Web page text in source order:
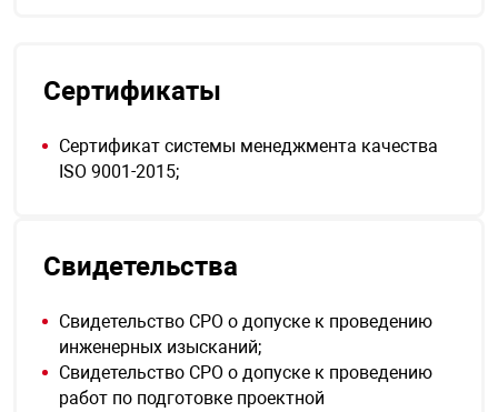
Сертификаты
Сертификат системы менеджмента качества
ISO 9001-2015;
Свидетельства
Свидетельство СРО о допуске к проведению
инженерных изысканий;
Свидетельство СРО о допуске к проведению
работ по подготовке проектной